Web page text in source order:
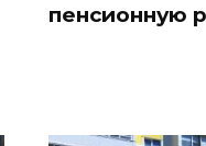
пенсионную